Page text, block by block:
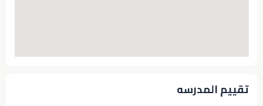
تقييم المدرسه